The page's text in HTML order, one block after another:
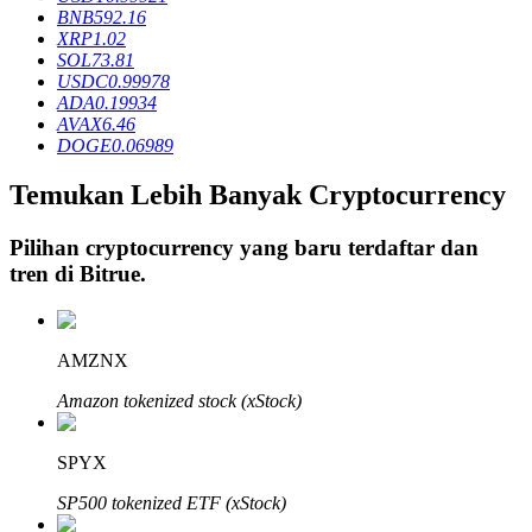
Penguncian BTR
Investasi eksklusif untuk pemegang BTR
Pinjaman
Layanan pinjaman yang didukung Crypto
BNB592.16
XRP1.02
SOL73.81
USDC0.99978
ADA0.19934
AVAX6.46
DOGE0.06989
Temukan Lebih Banyak Cryptocurrency
Pilihan cryptocurrency yang baru terdaftar dan
tren di Bitrue.
AMZNX
Amazon tokenized stock (xStock)
SPYX
SP500 tokenized ETF (xStock)